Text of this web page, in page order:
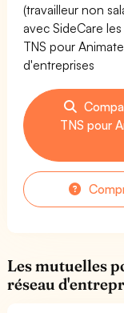
(travailleur non
avec SideCare
TNS pour
d'entreprises
TNS pour
Les mutuelles
réseau